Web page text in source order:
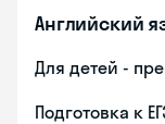
Английский
Для детей -
Подготовка к